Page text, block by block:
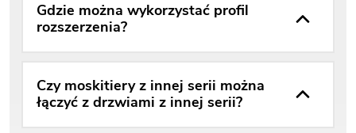
Gdzie można wykorzystać profil
rozszerzenia?
Czy moskitiery z innej serii można
łączyć z drzwiami z innej serii?